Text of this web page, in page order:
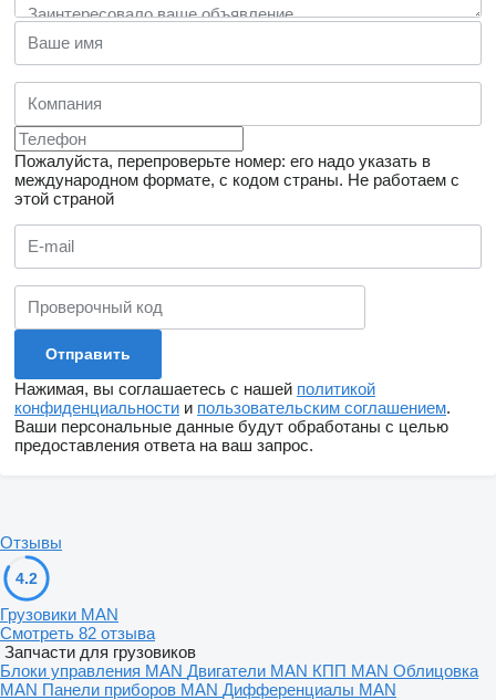
Пожалуйста, перепроверьте номер: его надо указать в
международном формате, с кодом страны. Не работаем с
этой страной
Нажимая, вы соглашаетесь с нашей политикой
конфиденциальности и пользовательским соглашением.
Ваши персональные данные будут обработаны с целью
предоставления ответа на ваш запрос.
Отзывы
4.2
Грузовики MAN
Смотреть 82 отзыва
Запчасти для грузовиков
Блоки управления MAN Двигатели MAN КПП MAN Облицовка
MAN Панели приборов MAN Дифференциалы MAN